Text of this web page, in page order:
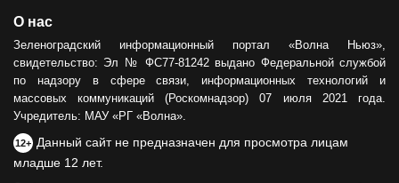
О нас
Зеленоградский информационный портал «Волна Ньюз»,
свидетельство: Эл № ФС77-81242 выдано Федеральной службой
по надзору в сфере связи, информационных технологий и
массовых коммуникаций (Роскомнадзор) 07 июля 2021 года.
Учредитель: МАУ «РГ «Волна».
12+ Данный сайт не предназначен для просмотра лицам
младше 12 лет.